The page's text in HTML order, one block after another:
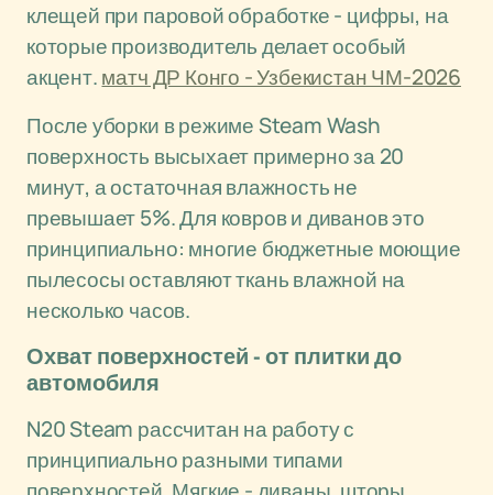
клещей при паровой обработке - цифры, на
которые производитель делает особый
акцент.матч ДР Конго - Узбекистан ЧМ-2026
После уборки в режиме Steam Wash
поверхность высыхает примерно за 20
минут, а остаточная влажность не
превышает 5%. Для ковров и диванов это
принципиально: многие бюджетные моющие
пылесосы оставляют ткань влажной на
несколько часов.
Охват поверхностей - от плитки до
автомобиля
N20 Steam рассчитан на работу с
принципиально разными типами